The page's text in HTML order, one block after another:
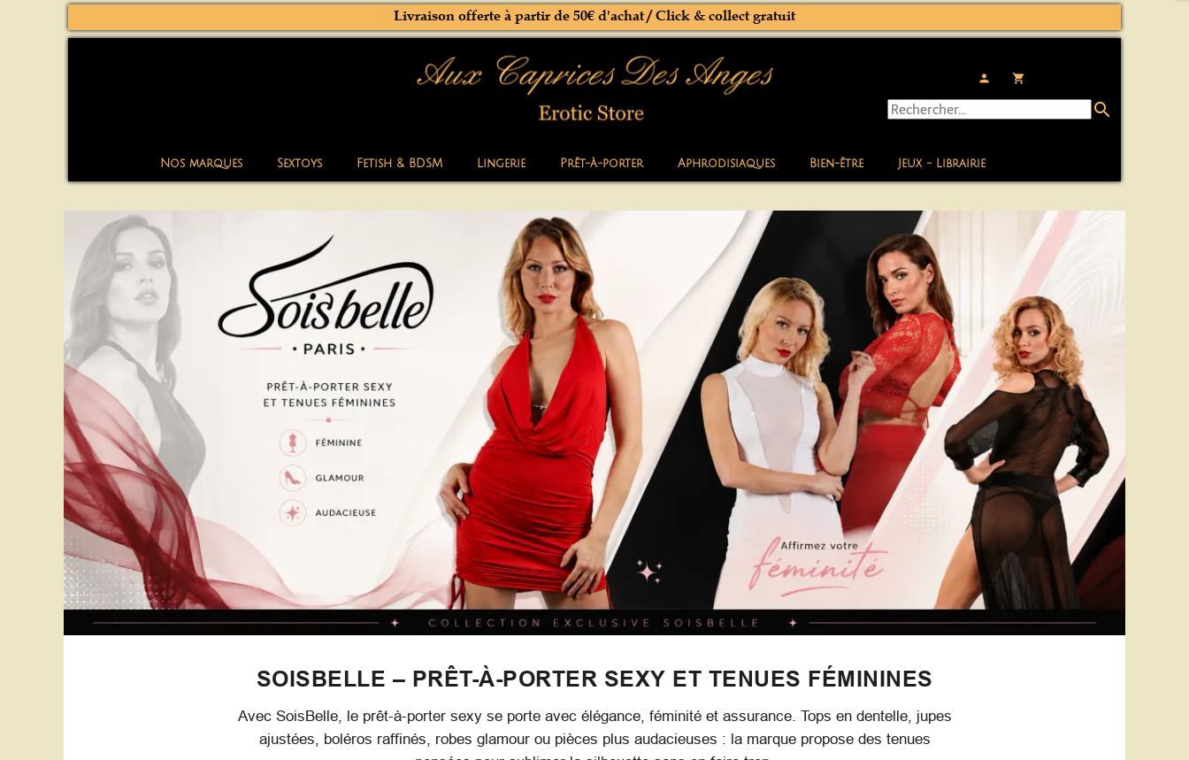
Nos marques Sextoys Fetish & BDSM Lingerie Prêt-à-porter Aphrodisiaques Bien-être Jeux - Librairie
person local_grocery_store
Livraison offerte à partir de 50€ d'achat / Click & collect gratuit
search
SOISBELLE – PRÊT-À-PORTER SEXY ET TENUES FÉMININES
Avec SoisBelle, le prêt-à-porter sexy se porte avec élégance, féminité et assurance. Tops en dentelle, jupes
ajustées, boléros raffinés, robes glamour ou pièces plus audacieuses : la marque propose des tenues